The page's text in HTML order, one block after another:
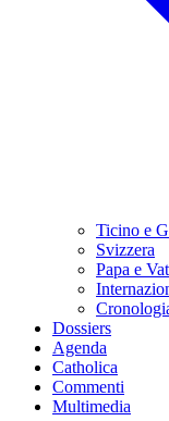
Ticino e
Svizzera
Papa e
Dossiers
Agenda
Catholica
Commenti
Multimedia